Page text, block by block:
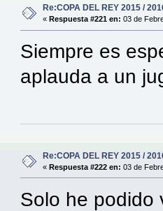
Re:COPA DEL REY 2015 /
« Respuesta #221 en: 03 de
Siempre es
aplauda a un
Re:COPA DEL REY 2015 /
«Respuesta #222 en: 03 de
Solo he podido